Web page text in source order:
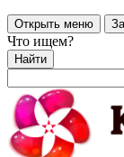
Открыть меню
Что ищем?
Найти